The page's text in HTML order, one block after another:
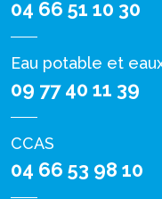
04 66 51 10 30
Eau potable et
09 77 40 11 39
CCAS
04 66 53 98 10